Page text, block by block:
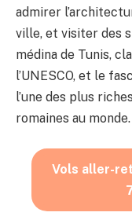
admirer
ville, et visiter des
médina de Tunis,
l’UNESCO, et le
l’une des plus
romaines au monde.
Vols aller-